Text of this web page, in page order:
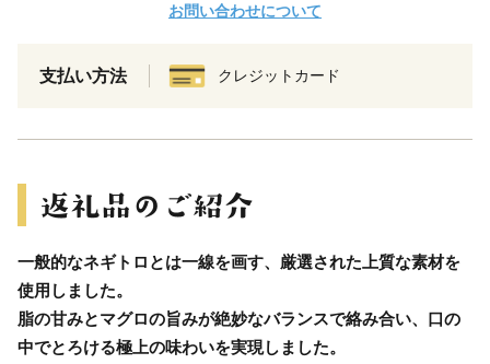
お問い合わせについて
支払い方法 クレジットカード
一般的なネギトロとは一線を画す、厳選された上質な素材を
使用しました。
脂の甘みとマグロの旨みが絶妙なバランスで絡み合い、口の
中でとろける極上の味わいを実現しました。